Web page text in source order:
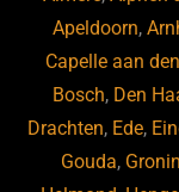
o
k
Apeldoorn,
Capelle aan
Bosch, Den
Drachten, Ede,
Gouda,